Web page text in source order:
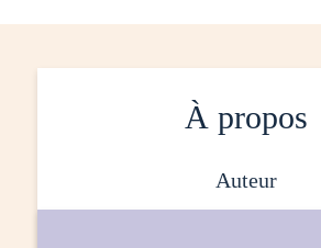
À propos
auteur